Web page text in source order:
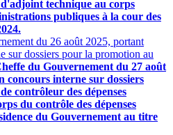
technique au corps
publiques à la cour des
du 26 août 2025, portant
sur dossiers pour la promotion au
du Gouvernement du 27 août
concours interne sur dossiers
contrôleur des dépenses
du contrôle des dépenses
du Gouvernement au titre